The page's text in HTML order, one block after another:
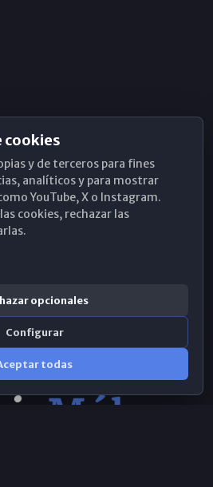
cookies
y de terceros para fines
analíticos y para mostrar
YouTube, X o Instagram.
cookies, rechazar las
opcionales
Configurar
todas